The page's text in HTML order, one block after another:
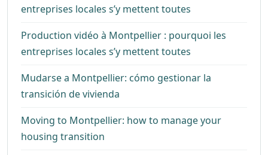
entreprises locales s’y mettent toutes
Production vidéo à Montpellier : pourquoi les
entreprises locales s’y mettent toutes
Mudarse a Montpellier: cómo gestionar la
transición de vivienda
Moving to Montpellier: how to manage your
housing transition